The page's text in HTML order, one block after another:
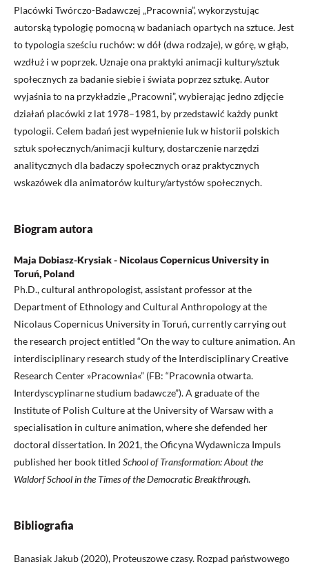
Placówki Twórczo-Badawczej „Pracownia”, wykorzystując
autorską typologię pomocną w badaniach opartych na sztuce. Jest
to typologia sześciu ruchów: w dół (dwa rodzaje), w górę, w głąb,
wzdłuż i w poprzek. Uznaje ona praktyki animacji kultury/sztuk
społecznych za badanie siebie i świata poprzez sztukę. Autor
wyjaśnia to na przykładzie „Pracowni”, wybierając jedno zdjęcie
działań placówki z lat 1978–1981, by przedstawić każdy punkt
typologii. Celem badań jest wypełnienie luk w historii polskich
sztuk społecznych/animacji kultury, dostarczenie narzędzi
analitycznych dla badaczy społecznych oraz praktycznych
wskazówek dla animatorów kultury/artystów społecznych.
Biogram autora
Maja Dobiasz-Krysiak - Nicolaus Copernicus University in
Toruń, Poland
Ph.D., cultural anthropologist, assistant professor at the
Department of Ethnology and Cultural Anthropology at the
Nicolaus Copernicus University in Toruń, currently carrying out
the research project entitled “On the way to culture animation. An
interdisciplinary research study of the Interdisciplinary Creative
Research Center »Pracownia«” (FB: “Pracownia otwarta.
Interdyscyplinarne studium badawcze”). A graduate of the
Institute of Polish Culture at the University of Warsaw with a
specialisation in culture animation, where she defended her
doctoral dissertation. In 2021, the Oficyna Wydawnicza Impuls
published her book titled School of Transformation: About the
Waldorf School in the Times of the Democratic Breakthrough.
Bibliografia
Banasiak Jakub (2020), Proteuszowe czasy. Rozpad państwowego